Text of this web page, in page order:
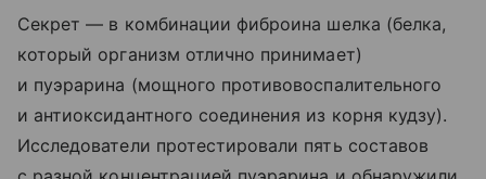
Секрет — в комбинации фиброина шелка (белка,
который организм отлично принимает)
и пуэрарина (мощного противовоспалительного
и антиоксидантного соединения из корня кудзу).
Исследователи протестировали пять составов